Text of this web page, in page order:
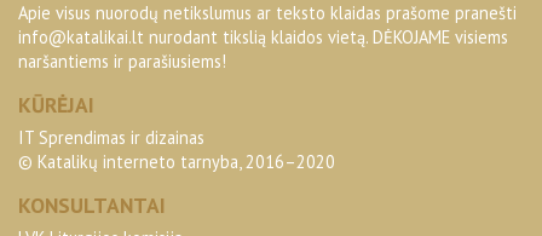
Apie visus nuorodų netikslumus ar teksto klaidas prašome pranešti
info@katalikai.lt nurodant tikslią klaidos vietą. DĖKOJAME visiems
naršantiems ir parašiusiems!
KŪRĖJAI
IT Sprendimas ir dizainas
© Katalikų interneto tarnyba, 2016–2020
KONSULTANTAI